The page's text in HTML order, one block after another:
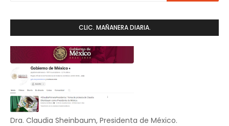
CLIC. MAÑANERA DIARIA.
Dra. Claudia Sheinbaum, Presidenta de México.